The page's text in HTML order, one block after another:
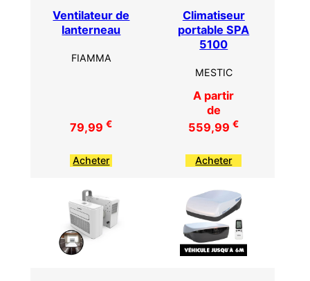
Ventilateur de
lanterneau
FIAMMA
79,99€
Acheter
Climatiseur
portable SPA
5100
MESTIC
A partir
de
559,99€
Acheter